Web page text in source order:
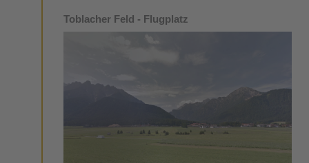
Toblacher Feld - Flugplatz